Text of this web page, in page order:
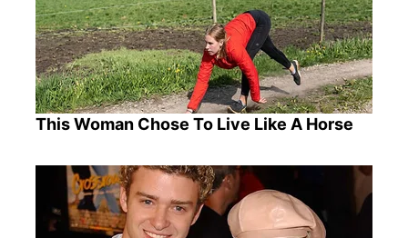
This Woman Chose To Live Like A Horse